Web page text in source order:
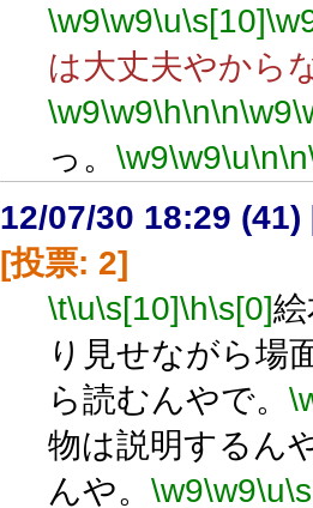
\w9\w9\u\s[10]
は大丈夫やから
\w9\w9\h\n\n\w9
っ。 \w9\w9\u\n\n
12/07/30 18:29 (41)
[投票: 2]
\t\u\s[10]\h\s[0]
り見せながら場
ら読むんやで。
物は説明するん
んや。 \w9\w9\u